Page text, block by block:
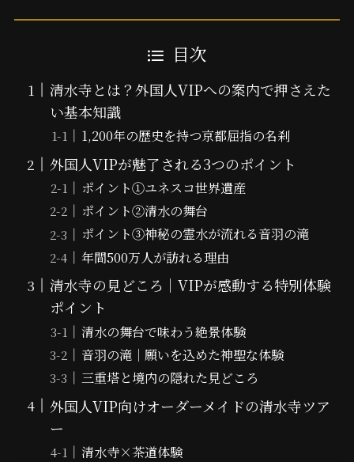
目次
清水寺とは？外国人VIPへの案内で押さえた
い基本知識
1,200年の歴史を持つ京都屈指の名刹
外国人VIPが魅了される3つのポイント
ポイント①ユネスコ世界遺産
ポイント②清水の舞台
ポイント③神秘の霊水が流れる音羽の滝
年間500万人が訪れる理由
清水寺の見どころ｜VIPが感動する特別体験
ポイント
清水の舞台で味わう絶景体験
音羽の滝｜願いを込めた神聖な体験
三重塔と境内の隠れた見どころ
外国人VIP向けオーダーメイドの清水寺ツア
ー
清水寺×茶道体験